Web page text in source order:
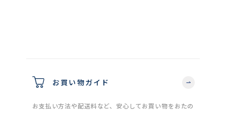
お買い物ガイド
お支払い方法や配送料など、安心してお買い物をおたの